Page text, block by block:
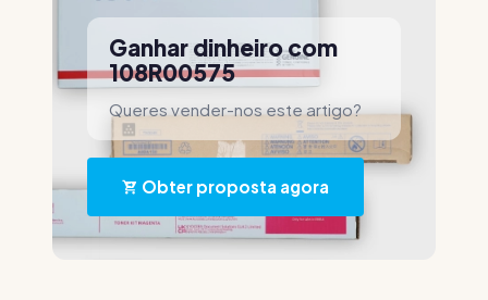
Ganhar dinheiro com
108R00575
Queres vender-nos este artigo?
Obter proposta agora